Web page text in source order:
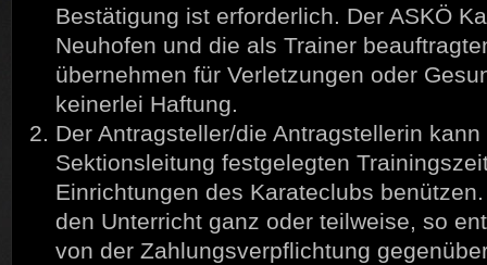
Bestätigung ist erforderlich. Der ASKÖ
Neuhofen und die als Trainer
übernehmen für Verletzungen oder
keinerlei Haftung.
Der Antragsteller/die Antragstellerin
Sektionsleitung festgelegten
Einrichtungen des Karateclubs
den Unterricht ganz oder teilweise, so
von der Zahlungsverpflichtung